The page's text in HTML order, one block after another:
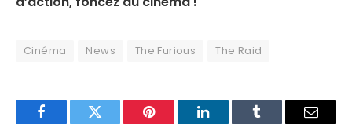
Cinéma News The Furious The Raid